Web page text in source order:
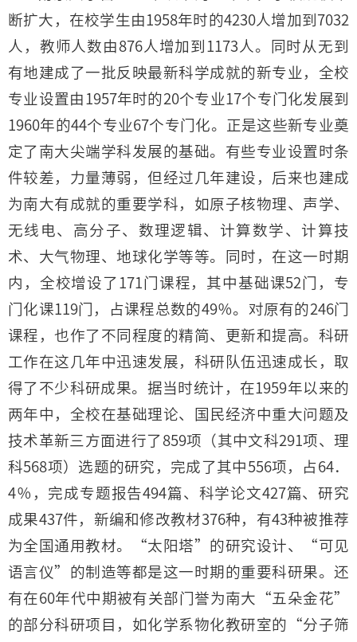
断扩大，在校学生由1958年时的4230人增加到7032
人，教师人数由876人增加到1173人。同时从无到
有地建成了一批反映最新科学成就的新专业，全校
专业设置由1957年时的20个专业17个专门化发展到
1960年的44个专业67个专门化。正是这些新专业奠
定了南大尖端学科发展的基础。有些专业设置时条
件较差，力量薄弱，但经过几年建设，后来也建成
为南大有成就的重要学科，如原子核物理、声学、
无线电、高分子、数理逻辑、计算数学、计算技
术、大气物理、地球化学等等。同时，在这一时期
内，全校增设了171门课程，其中基础课52门，专
门化课119门，占课程总数的49％。对原有的246门
课程，也作了不同程度的精简、更新和提高。科研
工作在这几年中迅速发展，科研队伍迅速成长，取
得了不少科研成果。据当时统计，在1959年以来的
两年中，全校在基础理论、国民经济中重大问题及
技术革新三方面进行了859项（其中文科291项、理
科568项）选题的研究，完成了其中556项，占64．
4％，完成专题报告494篇、科学论文427篇、研究
成果437件，新编和修改教材376种，有43种被推荐
为全国通用教材。“太阳塔”的研究设计、“可见
语言仪”的制造等都是这一时期的重要科研果。还
有在60年代中期被有关部门誉为南大“五朵金花”
的部分科研项目，如化学系物化教研室的“分子筛